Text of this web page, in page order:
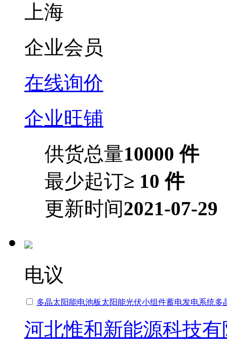
上海
企业会员
在线询价
企业旺铺
供货总量10000 件
最少起订≥ 10 件
更新时间2021-07-29
电议
多晶太阳能电池板太阳能光伏小组件蓄电发电系统多
河北惟和新能源科技